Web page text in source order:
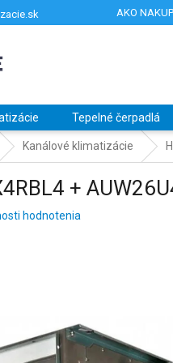
AKO
Tepelné čerpadlá
Kanálové klimatizácie
+
hodnotenia